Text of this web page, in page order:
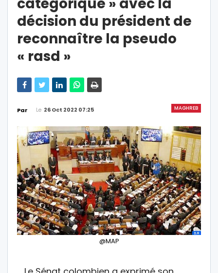
décision du président de
reconnaître la pseudo
« rasd »
MAGHREB
Par Le 26 Oct 2022 07:25
@MAP